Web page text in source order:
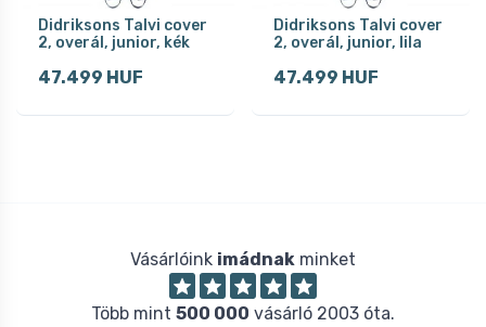
Didriksons Talvi cover
2, overál, junior, kék
47.499 HUF
Didriksons Talvi cover
2, overál, junior, lila
47.499 HUF
Vásárlóink imádnak minket
Több mint 500 000 vásárló 2003 óta.